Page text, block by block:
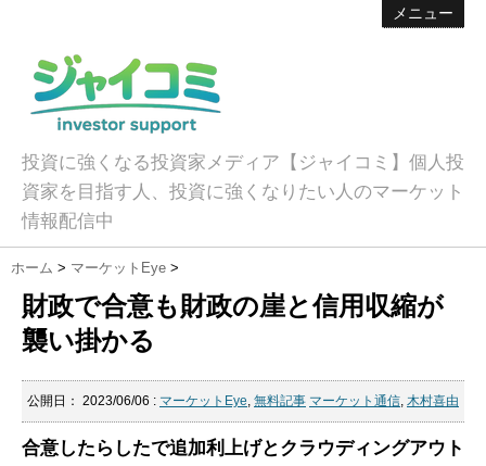
メニュー
投資に強くなる投資家メディア【ジャイコミ】個人投
資家を目指す人、投資に強くなりたい人のマーケット
情報配信中
ホーム > マーケットEye >
財政で合意も財政の崖と信用収縮が
襲い掛かる
公開日： 2023/06/06 : マーケットEye, 無料記事 マーケット通信, 木村喜由
合意したらしたで追加利上げとクラウディングアウト